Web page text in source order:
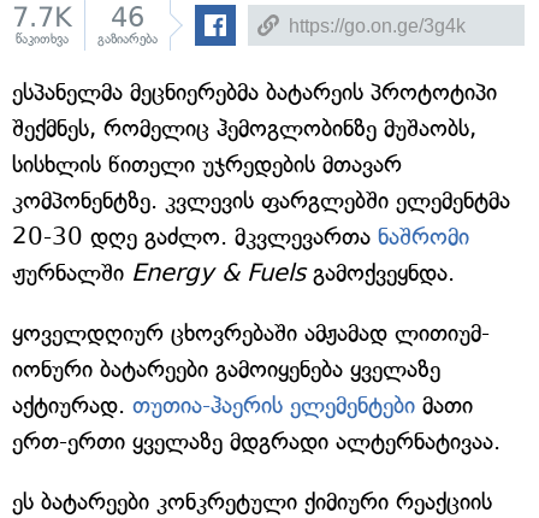
7.7K
წაკითხვა
46
გაზიარება
ესპანელმა მეცნიერებმა ბატარეის პროტოტიპი
შექმნეს, რომელიც ჰემოგლობინზე მუშაობს,
სისხლის წითელი უჯრედების მთავარ
კომპონენტზე. კვლევის ფარგლებში ელემენტმა
20-30 დღე გაძლო. მკვლევართა ნაშრომი
ჟურნალში Energy & Fuelsგამოქვეყნდა.
ყოველდღიურ ცხოვრებაში ამჟამად ლითიუმ-
იონური ბატარეები გამოიყენება ყველაზე
აქტიურად. თუთია-ჰაერის ელემენტები მათი
ერთ-ერთი ყველაზე მდგრადი ალტერნატივაა.
ეს ბატარეები კონკრეტული ქიმიური რეაქციის